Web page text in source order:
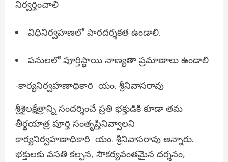
నిర్వర్తించాలి
విధినిర్వహణలో పారదర్శకత ఉండాలి.
పనులలో పూర్తిస్థాయి నాణ్యతా ప్రమాణాలు ఉండాలి
-కార్యనిర్వహణాధికారి యం. శ్రీనివాసరావు
శ్రీశైలక్షేత్రాన్ని సందర్శించే ప్రతి భక్తుడికి కూడా తమ
తీర్థయాత్ర పూర్తి సంతృప్తినివ్వాలని
కార్యనిర్వహణాధికారి యం. శ్రీనివాసరావు అన్నారు.
భక్తులకు వసతి కల్పన, సౌకర్యవంతమైన దర్శనం,